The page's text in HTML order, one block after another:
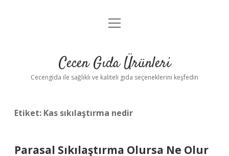
Anasayfa
Yasal Uyarı
menüyü
Cecen Gıda Ürünleri
Cecengida ile sağlıklı ve kaliteli gıda seçeneklerini keşfedin
Etiket: Kas sıkılaştırma nedir
Parasal Sıkılaştırma Olursa Ne Olur